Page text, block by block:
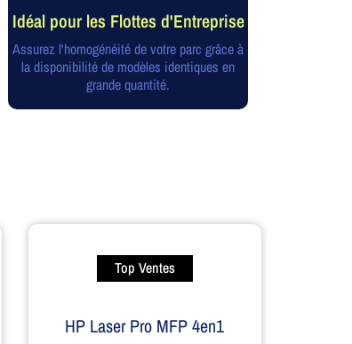
Idéal pour les Flottes d'Entreprise
Assurez l'homogénéité de votre parc grâce à
la disponibilité de modèles identiques en
grande quantité.
Top Ventes
HP Laser Pro MFP 4en1